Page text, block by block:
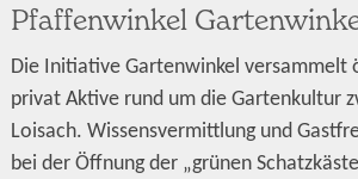
Pfaffenwinkel
Die Initiative Gartenwinkel versammelt
privat Aktive rund um die Gartenkultur
Loisach. Wissensvermittlung und
bei der Öffnung der „grünen